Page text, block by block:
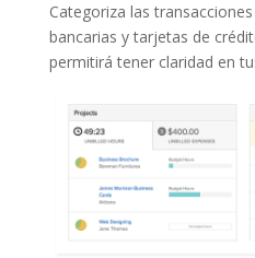
Categoriza las
bancarias y tarjetas de
permitirá tener claridad en